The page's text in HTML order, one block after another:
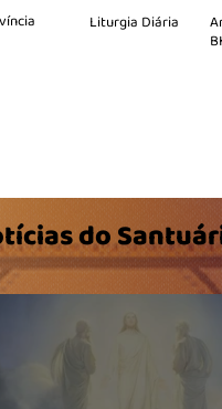
Liturgia Diária
do